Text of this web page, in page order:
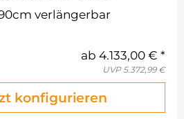
verlängerbar
ab 4.133,00 €
UVP 5.372,99 €
konfigurieren